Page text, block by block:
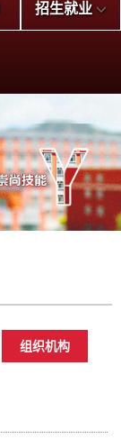
招生就业
组织机构